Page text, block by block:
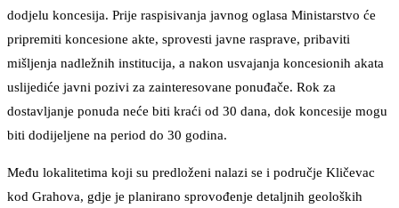
dodjelu koncesija. Prije raspisivanja javnog oglasa Ministarstvo će
pripremiti koncesione akte, sprovesti javne rasprave, pribaviti
mišljenja nadležnih institucija, a nakon usvajanja koncesionih akata
uslijediće javni pozivi za zainteresovane ponuđače. Rok za
dostavljanje ponuda neće biti kraći od 30 dana, dok koncesije mogu
biti dodijeljene na period do 30 godina.
Među lokalitetima koji su predloženi nalazi se i područje Kličevac
kod Grahova, gdje je planirano sprovođenje detaljnih geoloških